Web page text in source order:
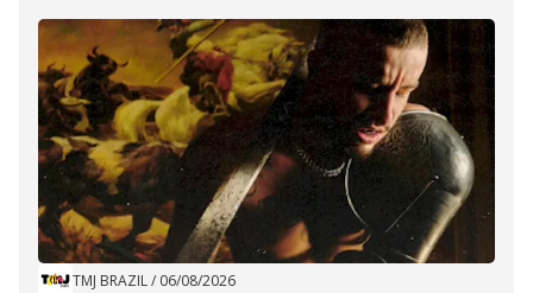
TMJ BRAZIL/ 06/08/2026